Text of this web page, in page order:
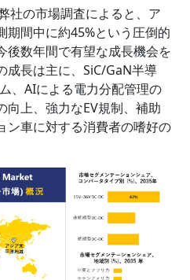
社の市場調査によると、ア
期間中に約45%という圧倒的
後数年間で有望な成長機会を
成長は主に、SiC/GaN半導
、AIによる電力分配管理の
向上、強力なEV規制、補助
ン車に対する消費者の嗜好の